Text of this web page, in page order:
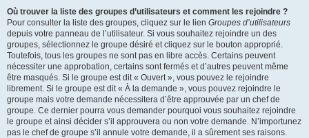
Où trouver la liste des groupes d’utilisateurs et comment les rejoindre ?
Pour consulter la liste des groupes, cliquez sur le lien Groupes d’utilisateurs
depuis votre panneau de l’utilisateur. Si vous souhaitez rejoindre un des
groupes, sélectionnez le groupe désiré et cliquez sur le bouton approprié.
Toutefois, tous les groupes ne sont pas en libre accès. Certains peuvent
nécessiter une approbation, certains sont fermés et d’autres peuvent même
être masqués. Si le groupe est dit « Ouvert », vous pouvez le rejoindre
librement. Si le groupe est dit « À la demande », vous pouvez rejoindre le
groupe mais votre demande nécessitera d’être approuvée par un chef de
groupe. Ce dernier pourra vous demander pourquoi vous souhaitez rejoindre
le groupe et ainsi décider s’il approuvera ou non votre demande. N’importunez
pas le chef de groupe s’il annule votre demande, il a sûrement ses raisons.